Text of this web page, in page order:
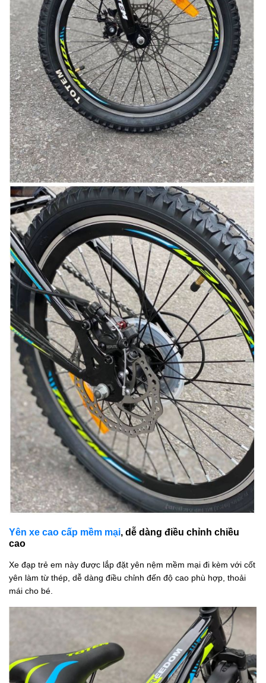
Yên xe cao cấp mềm mại, dễ dàng điều chỉnh chiều
cao
Xe đạp trẻ em này được lắp đặt yên nệm mềm mại đi kèm với cốt
yên làm từ thép, dễ dàng điều chỉnh đến độ cao phù hợp, thoải
mái cho bé.